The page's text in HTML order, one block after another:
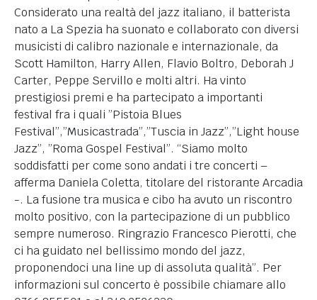
Considerato una realtà del jazz italiano, il batterista
nato a La Spezia ha suonato e collaborato con diversi
musicisti di calibro nazionale e internazionale, da
Scott Hamilton, Harry Allen, Flavio Boltro, Deborah J
Carter, Peppe Servillo e molti altri. Ha vinto
prestigiosi premi e ha partecipato a importanti
festival fra i quali ”Pistoia Blues
Festival”,”Musicastrada”,”Tuscia in Jazz”,”Light house
Jazz”, ”Roma Gospel Festival”. “Siamo molto
soddisfatti per come sono andati i tre concerti –
afferma Daniela Coletta, titolare del ristorante Arcadia
-. La fusione tra musica e cibo ha avuto un riscontro
molto positivo, con la partecipazione di un pubblico
sempre numeroso. Ringrazio Francesco Pierotti, che
ci ha guidato nel bellissimo mondo del jazz,
proponendoci una line up di assoluta qualità”. Per
informazioni sul concerto è possibile chiamare allo